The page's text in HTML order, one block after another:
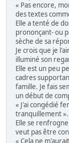
« Pas encore,
des textes
Elle a tenté de
prononçant- ou
sèche de sa
Je crois que je
illuminé son
Elle est un peu
cadres
famille. Je fais
un début de
« J'ai congédié
tranquillement ».
Elle se
veut pas être
« Cela ne